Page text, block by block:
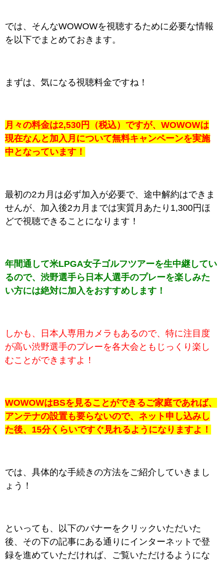
では、そんなWOWOWを視聴するために必要な情報
を以下でまとめておきます。
まずは、気になる視聴料金ですね！
月々の料金は2,530円（税込）ですが、WOWOWは
現在なんと加入月について無料キャンペーンを実施
中となっています！
最初の2カ月は必ず加入が必要で、途中解約はできま
せんが、加入後2カ月までは実質月あたり1,300円ほ
どで視聴できることになります！
年間通して米LPGA女子ゴルフツアーを生中継してい
るので、渋野選手ら日本人選手のプレーを楽しみた
い方には絶対に加入をおすすめします！
しかも、日本人専用カメラもあるので、特に注目度
が高い渋野選手のプレーを各大会ともじっくり楽し
むことができますよ！
WOWOWはBSを見ることができるご家庭であれば、
アンテナの設置も要らないので、ネット申し込みし
た後、15分くらいですぐ見れるようになりますよ！
では、具体的な手続きの方法をご紹介していきまし
ょう！
といっても、以下のバナーをクリックいただいた
後、その下の記事にある通りにインターネットで登
録を進めていただければ、ご覧いただけるようにな